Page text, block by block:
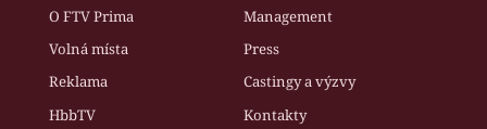
O FTV Prima
Management
Volná místa
Press
Reklama
Castingy a výzvy
HbbTV
Kontakty